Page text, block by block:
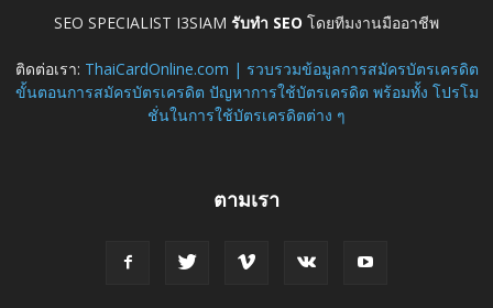
SEO SPECIALIST I3SIAM รับทำ SEO โดยทีมงานมืออาชีพ
ติดต่อเรา: ThaiCardOnline.com | รวบรวมข้อมูลการสมัครบัตรเครดิต
ขั้นตอนการสมัครบัตรเครดิต ปัญหาการใช้บัตรเครดิต พร้อมทั้ง โปรโม
ชั่นในการใช้บัตรเครดิตต่าง ๆ
ตามเรา